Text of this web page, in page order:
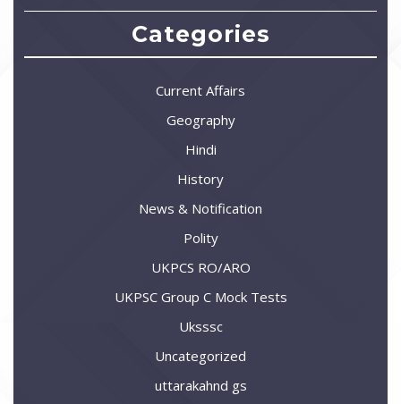
Categories
Current Affairs
Geography
Hindi
History
News & Notification
Polity
UKPCS RO/ARO
UKPSC Group C Mock Tests
Uksssc
Uncategorized
uttarakahnd gs